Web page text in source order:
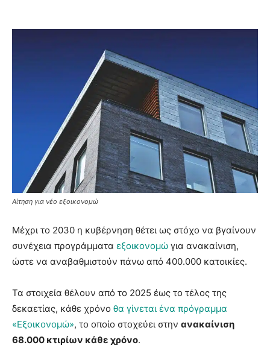
Αίτηση για νέο εξοικονομώ
Μέχρι το 2030 η κυβέρνηση θέτει ως στόχο να βγαίνουν
συνέχεια προγράμματα εξοικονομώ για ανακαίνιση,
ώστε να αναβαθμιστούν πάνω από 400.000 κατοικίες.
Τα στοιχεία θέλουν από το 2025 έως το τέλος της
δεκαετίας, κάθε χρόνο θα γίνεται ένα πρόγραμμα
«Εξοικονομώ», το οποίο στοχεύει στην ανακαίνιση
68.000 κτιρίων κάθε χρόνο.